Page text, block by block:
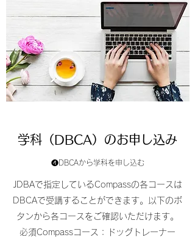
学科（DBCA）のお申し込み
❹DBCAから学科を申し込む
JDBAで指定しているCompassの各コースは
DBCAで受講することができます。以下のボ
タンから各コースをご確認いただけます。
必須Compassコース：ドッグトレーナー